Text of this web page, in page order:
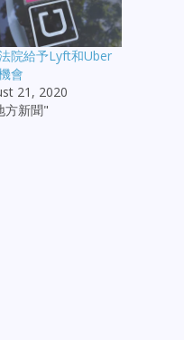
院給予Lyft和Uber
會
21, 2020
方新聞"